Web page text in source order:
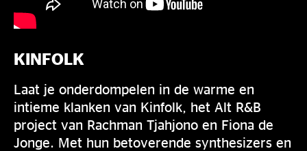
KINFOLK
Laat je onderdompelen in de warme en
intieme klanken van Kinfolk, het Alt R&B
project van Rachman Tjahjono en Fiona de
Jonge. Met hun betoverende synthesizers en